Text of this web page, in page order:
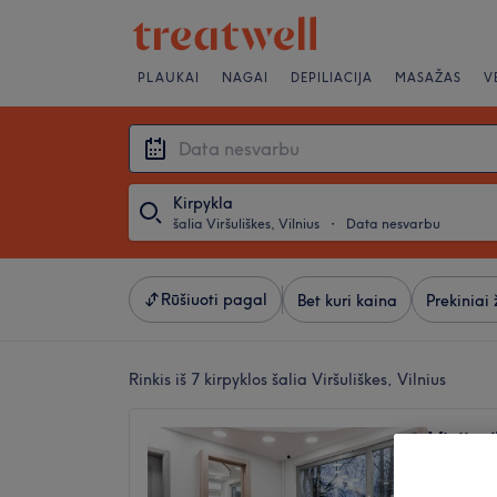
PLAUKAI NAGAI DEPILIACIJA MASAŽAS
Kirpykla
šalia Viršuliškes, Vilnius ・ Data nesvarbu
Rūšiuoti pagal Bet kuri kaina Prekiniai
Rinkis iš 7 kirpyklos šalia Viršuliškes, Vilnius
Vizija